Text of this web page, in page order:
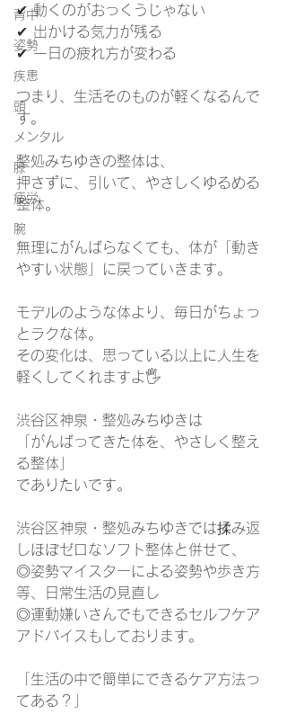
背中
姿勢
疾患
頭
メンタル
膝
疲労
腕
✔ 動くのがおっくうじゃない
✔ 出かける気力が残る
✔ 一日の疲れ方が変わる
つまり、生活そのものが軽くなるんで
す。
整処みちゆきの整体は、
押さずに、引いて、やさしくゆるめる
整体。
無理にがんばらなくても、体が「動き
やすい状態」に戻っていきます。
モデルのような体より、毎日がちょっ
とラクな体。
その変化は、思っている以上に人生を
軽くしてくれますよ🖐️
渋谷区神泉・整処みちゆきは
「がんばってきた体を、やさしく整え
る整体」
でありたいです。
渋谷区神泉・整処みちゆきでは揉み返
しほぼゼロなソフト整体と併せて、
◎姿勢マイスターによる姿勢や歩き方
等、日常生活の見直し
◎運動嫌いさんでもできるセルフケア
アドバイスもしております。
「生活の中で簡単にできるケア方法っ
てある？」